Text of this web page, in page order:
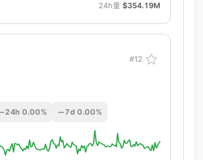
24h量 $354.19M
#12
24h 0.00% 7d 0.00%